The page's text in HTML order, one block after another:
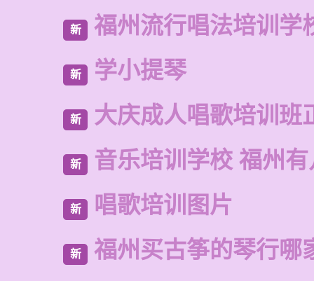
新 福州流行唱法培训学
新 学小提琴
新 大庆成人唱歌培训班
新 音乐培训学校 福州
新 唱歌培训图片
新 福州买古筝的琴行哪